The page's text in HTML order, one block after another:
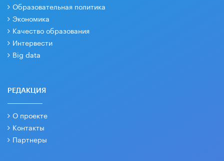
Образовательная политика
Экономика
Качество образования
Интервести
Big data
РЕДАКЦИЯ
О проекте
Контакты
Партнеры